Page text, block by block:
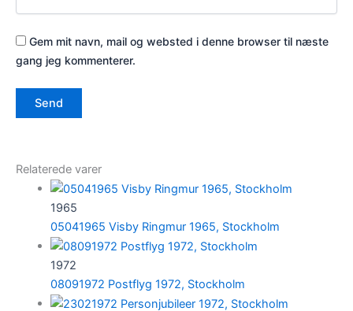
Gem mit navn, mail og websted i denne browser til næste
gang jeg kommenterer.
Relaterede varer
1965
05041965 Visby Ringmur 1965, Stockholm
1972
08091972 Postflyg 1972, Stockholm